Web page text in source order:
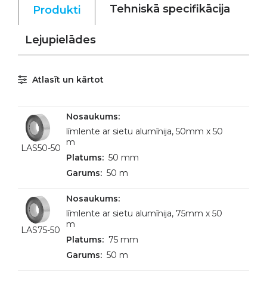
Produkti Tehniskā specifikācija
Lejupielādes
Atlasīt un kārtot
LAS50-50
līmlente ar sietu alumīnija, 50mm x 50
m
50 mm
50 m
LAS75-50
līmlente ar sietu alumīnija, 75mm x 50
m
75 mm
50 m